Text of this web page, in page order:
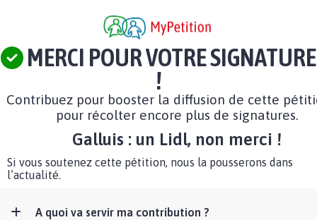
MERCI POUR VOTRE SIGNATURE
!
Contribuez pour booster la diffusion de cette
pour récolter encore plus de signatures.
Galluis : un Lidl, non merci !
Si vous soutenez cette pétition, nous la pousserons dans
l’actualité.
A quoi va servir ma contribution ?